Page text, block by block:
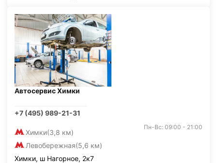
Автосервис Химки
+7 (495) 989-21-31
Химки(3,8 км)
Левобережная(5,6 км)
Пн-Вс: 09:00 - 21:00
Химки, ш Нагорное, 2к7